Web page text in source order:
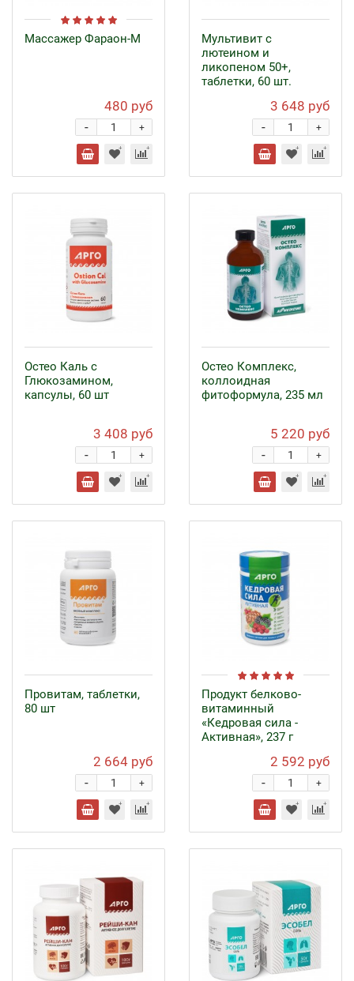
Массажер Фараон-М
480 руб
+
-
Мультивит с
лютеином и
ликопеном 50+,
таблетки, 60 шт.
3 648 руб
+
-
Остео Каль с
Глюкозамином,
капсулы, 60 шт
3 408 руб
+
-
Остео Комплекс,
коллоидная
фитоформула, 235 мл
5 220 руб
+
-
Провитам, таблетки,
80 шт
2 664 руб
+
-
Продукт белково-
витаминный
«Кедровая сила -
Активная», 237 г
2 592 руб
+
-